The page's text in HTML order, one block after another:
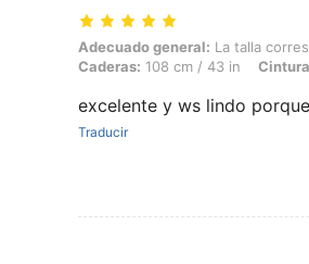
Adecuado general: La talla
Adecuado general: La talla
Caderas: 108 cm / 43 in
excelente y ws lindo
Traducir